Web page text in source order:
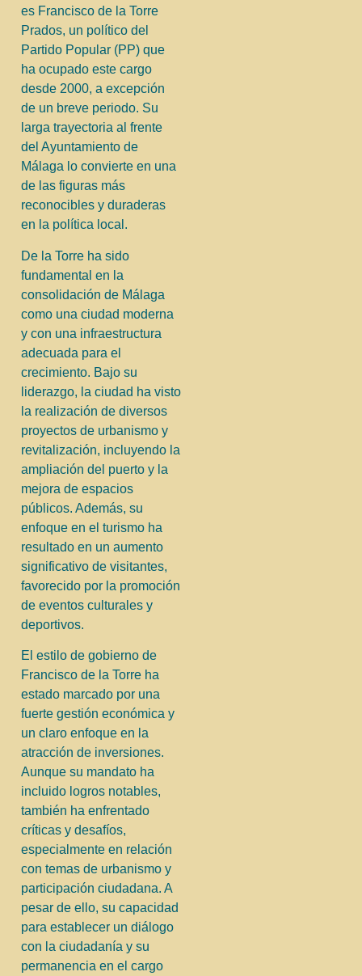
es Francisco de la Torre
Prados, un político del
Partido Popular (PP) que
ha ocupado este cargo
desde 2000, a excepción
de un breve periodo. Su
larga trayectoria al frente
del Ayuntamiento de
Málaga lo convierte en una
de las figuras más
reconocibles y duraderas
en la política local.
De la Torre ha sido
fundamental en la
consolidación de Málaga
como una ciudad moderna
y con una infraestructura
adecuada para el
crecimiento. Bajo su
liderazgo, la ciudad ha visto
la realización de diversos
proyectos de urbanismo y
revitalización, incluyendo la
ampliación del puerto y la
mejora de espacios
públicos. Además, su
enfoque en el turismo ha
resultado en un aumento
significativo de visitantes,
favorecido por la promoción
de eventos culturales y
deportivos.
El estilo de gobierno de
Francisco de la Torre ha
estado marcado por una
fuerte gestión económica y
un claro enfoque en la
atracción de inversiones.
Aunque su mandato ha
incluido logros notables,
también ha enfrentado
críticas y desafíos,
especialmente en relación
con temas de urbanismo y
participación ciudadana. A
pesar de ello, su capacidad
para establecer un diálogo
con la ciudadanía y su
permanencia en el cargo